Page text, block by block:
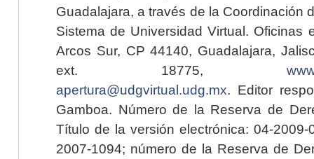
Guadalajara, a través de la Coordinación
Sistema de Universidad Virtual. Oficinas
Arcos Sur, CP 44140, Guadalajara,
ext. 18775,
apertura@udgvirtual.udg.mx. Editor
Gamboa. Número de la Reserva de
Título de la versión electrónica: 04-2009-
2007-1094; número de la Reserva de